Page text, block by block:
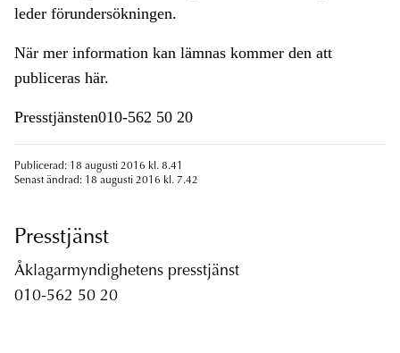
leder förundersökningen.
När mer information kan lämnas kommer den att
publiceras här.
Presstjänsten010-562 50 20
Publicerad: 18 augusti 2016 kl. 8.41
Senast ändrad: 18 augusti 2016 kl. 7.42
Presstjänst
Åklagarmyndighetens presstjänst
010-562 50 20